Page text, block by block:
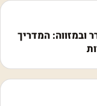
ובמזווה: המדריך